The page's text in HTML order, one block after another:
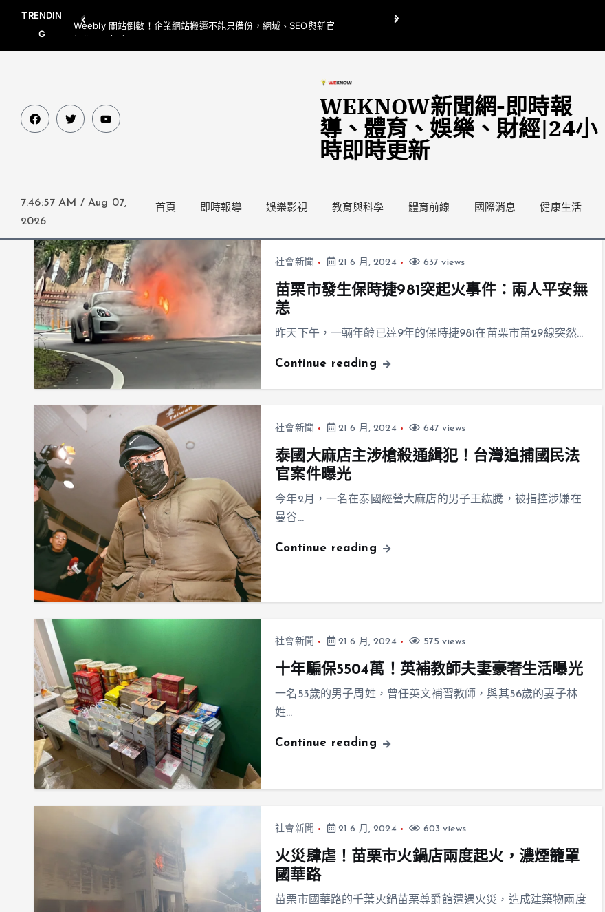
TRENDIN
G
Weebly 關站倒數！企業網站搬遷不能只備份，網域、SEO與新官
網都要一起處理
翁曉玲喊刪陸委會1295萬媒宣費惹議 梁文傑回「只能靠嘴巴」
WEKNOW新聞網-即時報
導、體育、娛樂、財經|24小
時即時更新
7:46:58 AM / Aug 07,
2026
首頁 即時報導 娛樂影視 教育與科學 體育前線 國際消息 健康生活
社會新聞 21 6 月, 2024 637 views
苗栗市發生保時捷981突起火事件：兩人平安無
恙
昨天下午，一輛年齡已達9年的保時捷981在苗栗市苗29線突然…
Continue reading
社會新聞 21 6 月, 2024 647 views
泰國大麻店主涉槍殺通緝犯！台灣追捕國民法
官案件曝光
今年2月，一名在泰國經營大麻店的男子王紘騰，被指控涉嫌在
曼谷…
Continue reading
社會新聞 21 6 月, 2024 575 views
十年騙保5504萬！英補教師夫妻豪奢生活曝光
一名53歲的男子周姓，曾任英文補習教師，與其56歲的妻子林
姓…
Continue reading
社會新聞 21 6 月, 2024 603 views
火災肆虐！苗栗市火鍋店兩度起火，濃煙籠罩
國華路
苗栗市國華路的千葉火鍋苗栗尊爵館遭遇火災，造成建築物兩度